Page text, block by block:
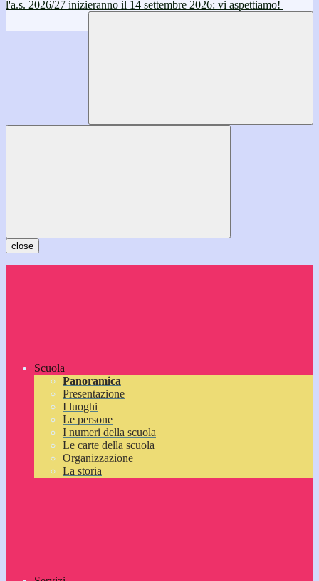
l'a.s. 2026/27 inizieranno il 14 settembre 2026: vi aspettiamo!
close
Scuola
Panoramica
Presentazione
I luoghi
Le persone
I numeri della scuola
Le carte della scuola
Organizzazione
La storia